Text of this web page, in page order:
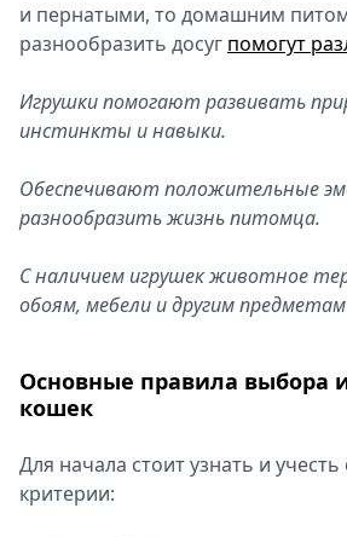
и пернатыми, то домашним
разнообразить досуг помогут
Игрушки помогают развивать
инстинкты и навыки.
Обеспечивают положительные
разнообразить жизнь питомца.
С наличием игрушек животное
обоям, мебели и другим
Основные правила выбора
кошек
Для начала стоит узнать и
критерии: